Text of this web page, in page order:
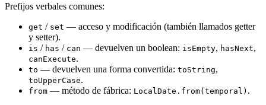
Prefijos verbales comunes:
get / set — acceso y modificación (también llamados getter
y setter).
is / has / can — devuelven un boolean: isEmpty, hasNext,
canExecute.
to — devuelven una forma convertida: toString,
toUpperCase.
from — método de fábrica: LocalDate.from(temporal) .